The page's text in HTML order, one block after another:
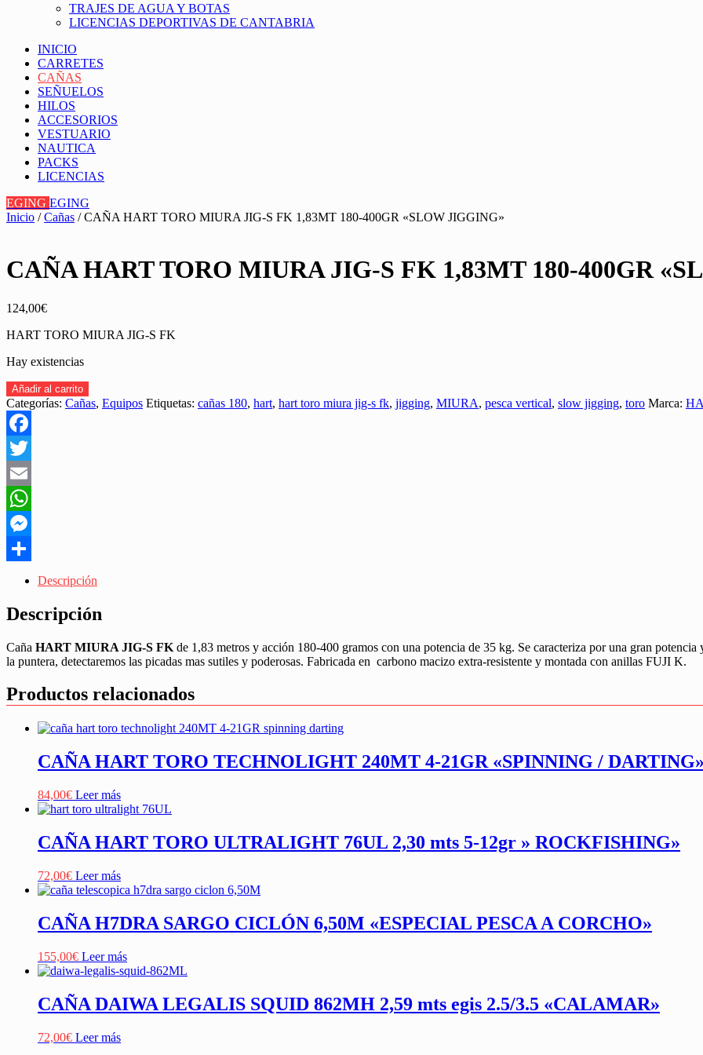
TRAJES DE AGUA Y BOTAS
LICENCIAS DEPORTIVAS DE CANTABRIA
INICIO
CARRETES
CAÑAS
SEÑUELOS
HILOS
ACCESORIOS
VESTUARIO
NAUTICA
PACKS
LICENCIAS
EGING EGING
Inicio /Cañas / CAÑA HART TORO MIURA JIG-S FK 1,83MT 180-400GR «SLOW JIGGING»
CAÑA HART TORO MIURA JIG-S FK 1,83MT 180-400GR
124,00€
HART TORO MIURA JIG-S FK
Hay existencias
CAÑA
HART
TORO
MIURA
JIG-
S
FK
1,83MT
180-
400GR
"SLOW
JIGGING"
cantidad
Añadir al carrito
Categorías: Cañas, Equipos Etiquetas: cañas 180, hart, hart toro miura jig-s fk, jigging, MIURA, pesca vertical, slow jigging, toro Marca:
Facebook
Twitter
Email
WhatsApp
Messenger
Descripción
Descripción
Caña HART MIURA JIG-S FK de 1,83 metros y acción 180-400 gramos con una potencia de 35 kg. Se caracteriza por una gran
la puntera, detectaremos las picadas mas sutiles y poderosas. Fabricada en carbono macizo extra-resistente y montada con anillas FUJI K.
Productos relacionados
CAÑA HART TORO TECHNOLIGHT 240MT 4-21GR «SPINNING /
84,00€ Leer más
CAÑA HART TORO ULTRALIGHT 76UL 2,30 mts 5-12gr » ROCKFISHING»
72,00€ Leer más
CAÑA H7DRA SARGO CICLÓN 6,50M «ESPECIAL PESCA A CORCHO»
155,00€ Leer más
CAÑA DAIWA LEGALIS SQUID 862MH 2,59 mts egis 2.5/3.5 «CALAMAR»
72,00€ Leer más